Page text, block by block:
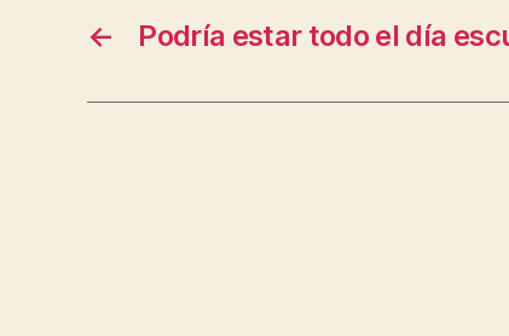
← Podría estar todo el día